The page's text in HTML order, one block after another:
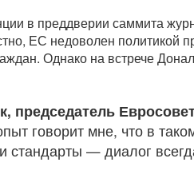
в преддверии саммита
ЕС недоволен политикой
Однако на встрече
председатель
говорит мне, что в
стандарты — диалог